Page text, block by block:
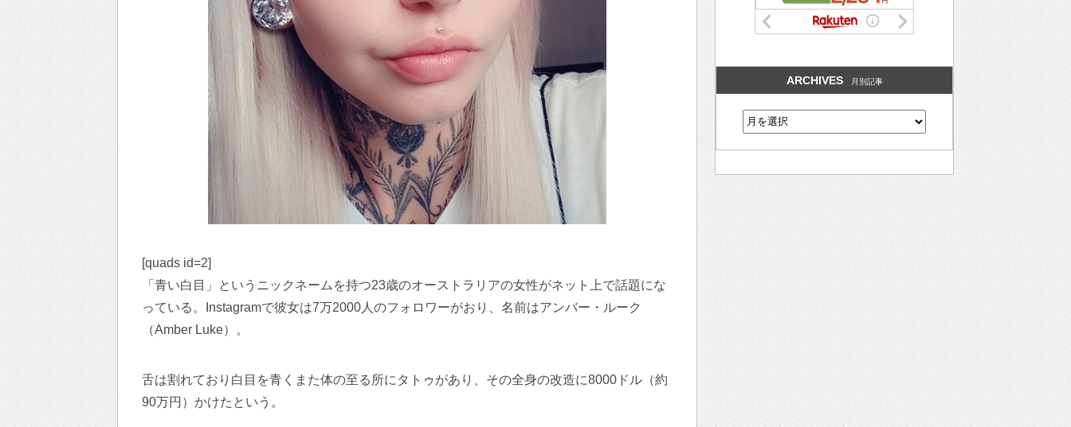
[quads id=2]
「青い白目」というニックネームを持つ23歳のオーストラリアの女性がネット上で話題にな
っている。Instagramで彼女は7万2000人のフォロワーがおり、名前はアンバー・ルーク
（Amber Luke）。
舌は割れており白目を青くまた体の至る所にタトゥがあり、その全身の改造に8000ドル（約
90万円）かけたという。
ARCHIVES 月別記事